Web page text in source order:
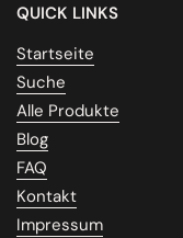
QUICK LINKS
Startseite
Suche
Alle Produkte
Blog
FAQ
Kontakt
Impressum